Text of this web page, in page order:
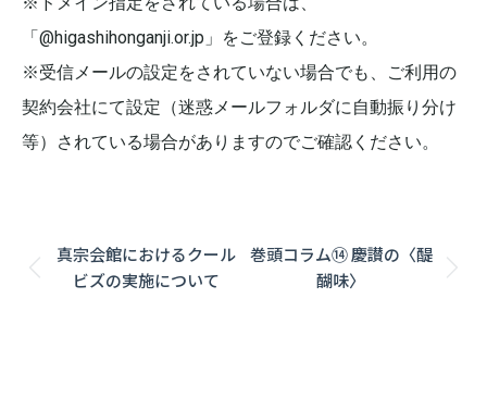
「@higashihonganji.or.jp」をご登録ください。
※受信メールの設定をされていない場合でも、ご利用の
契約会社にて設定（迷惑メールフォルダに自動振り分け
等）されている場合がありますのでご確認ください。
Post
navigation
Previous
真宗会館におけるクール
ビズの実施について
Next
巻頭コラム⑭ 慶讃の〈醍
醐味〉